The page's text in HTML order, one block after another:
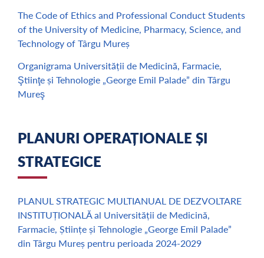
The Code of Ethics and Professional Conduct Students
of the University of Medicine, Pharmacy, Science, and
Technology of Târgu Mureș
Organigrama Universității de Medicină, Farmacie,
Ştiinţe și Tehnologie „George Emil Palade” din Târgu
Mureş
PLANURI OPERAȚIONALE ȘI
STRATEGICE
PLANUL STRATEGIC MULTIANUAL DE DEZVOLTARE
INSTITUȚIONALĂ al Universității de Medicină,
Farmacie, Științe și Tehnologie „George Emil Palade”
din Târgu Mureș pentru perioada 2024-2029